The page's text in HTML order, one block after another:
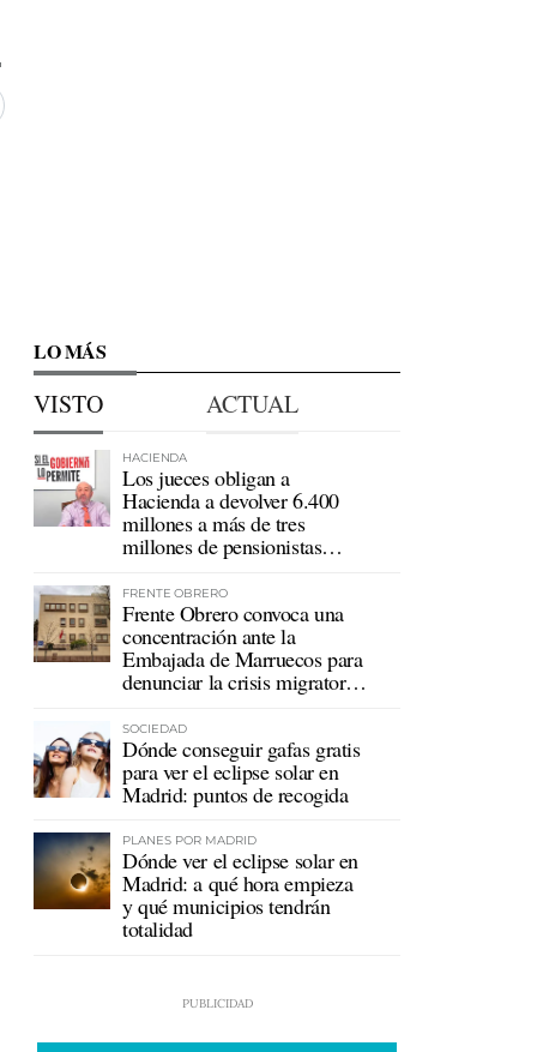
LO MÁS
VISTO ACTUAL
HACIENDA
Los jueces obligan a
Hacienda a devolver 6.400
millones a más de tres
millones de pensionistas
FRENTE OBRERO
Frente Obrero convoca una
concentración ante la
Embajada de Marruecos para
denunciar la crisis migratoria
SOCIEDAD
Dónde conseguir gafas gratis
para ver el eclipse solar en
Madrid: puntos de recogida
PLANES POR MADRID
Dónde ver el eclipse solar en
Madrid: a qué hora empieza
y qué municipios tendrán
totalidad